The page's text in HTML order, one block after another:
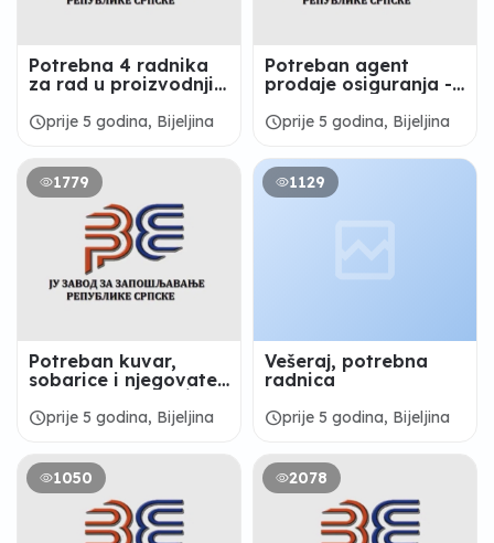
Potrebna 4 radnika
za rad u proizvodnji
Bijeljina
scheduleprije 5 godina, Bijeljina
Potreban agent
prodaje osiguranja -
scheduleprije 5 godina, Bijeljina
1779
Potreban kuvar,
sobarice i njegovatelj
Bijeljina
scheduleprije 5 godina, Bijeljina
1129
Vešeraj, potrebna
radnica
scheduleprije 5 godina, Bijeljina
1050 2078